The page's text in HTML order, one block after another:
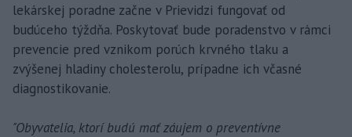
lekárskej poradne začne v Prievidzi fungovať od
budúceho týždňa. Poskytovať bude poradenstvo v rámci
prevencie pred vznikom porúch krvného tlaku a
zvýšenej hladiny cholesterolu, prípadne ich včasné
diagnostikovanie.
"Obyvatelia, ktorí budú mať záujem o preventívne